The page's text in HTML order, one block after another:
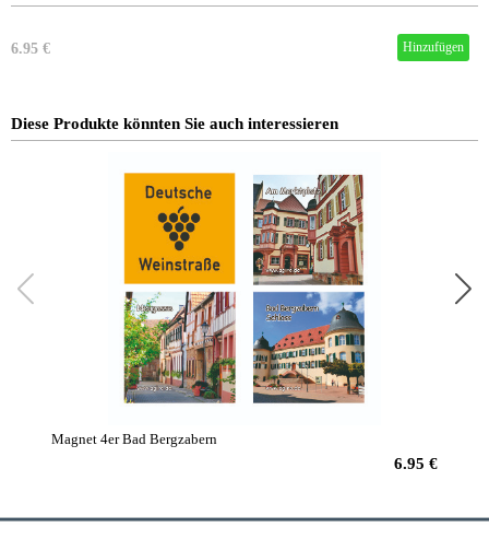
6.95 €
Diese Produkte könnten Sie auch interessieren
Magnet 4er Bad Bergzabern
6.95 €